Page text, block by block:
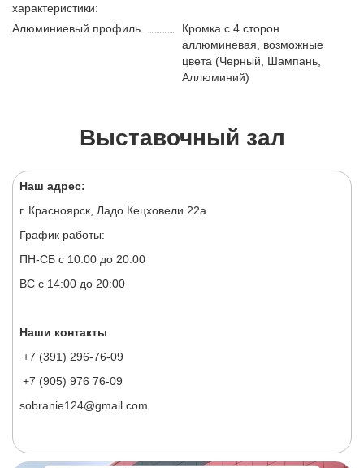
характеристики:
Алюминиевый профиль
Кромка с 4 сторон
аллюминевая, возможные
цвета (Черный, Шампань,
Аллюминий)
Выставочный зал
Наш адрес:
г. Красноярск, Ладо Кецховели 22а
График работы:
ПН-СБ с 10:00 до 20:00
ВС с 14:00 до 20:00
Наши контакты
+7 (391) 296-76-09
+7 (905) 976 76-09
sobranie124@gmail.com